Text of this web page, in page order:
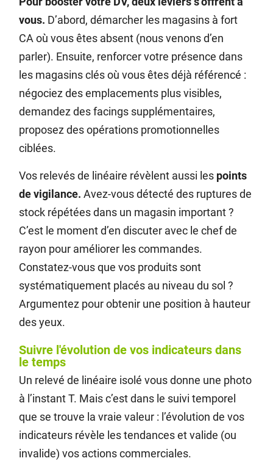
vous. D’abord, démarcher les magasins à fort
CA où vous êtes absent (nous venons d’en
parler). Ensuite, renforcer votre présence dans
les magasins clés où vous êtes déjà référencé :
négociez des emplacements plus visibles,
demandez des facings supplémentaires,
proposez des opérations promotionnelles
ciblées.
Vos relevés de linéaire révèlent aussi les points
de vigilance. Avez-vous détecté des ruptures de
stock répétées dans un magasin important ?
C’est le moment d’en discuter avec le chef de
rayon pour améliorer les commandes.
Constatez-vous que vos produits sont
systématiquement placés au niveau du sol ?
Argumentez pour obtenir une position à hauteur
des yeux.
Suivre l'évolution de vos indicateurs dans
le temps
Un relevé de linéaire isolé vous donne une photo
à l’instant T. Mais c’est dans le suivi temporel
que se trouve la vraie valeur : l’évolution de vos
indicateurs révèle les tendances et valide (ou
invalide) vos actions commerciales.